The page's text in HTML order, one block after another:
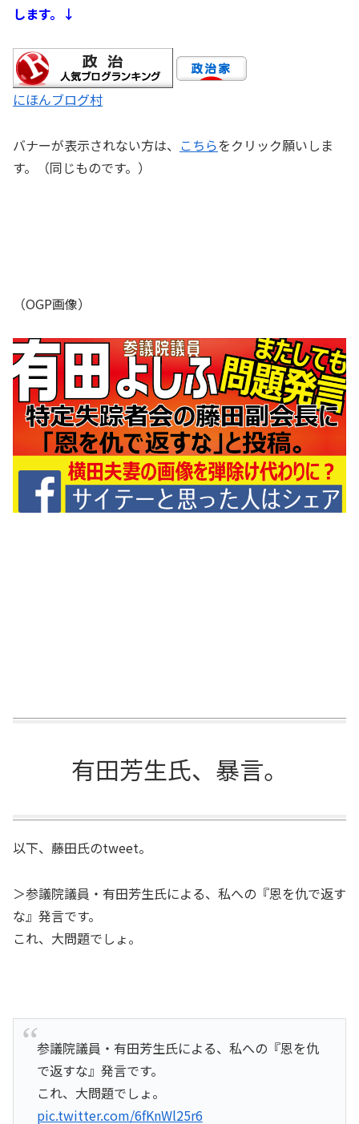
します。↓
にほんブログ村
バナーが表示されない方は、 こちらをクリック願いしま
す。（同じものです。）
（OGP画像）
有田芳生氏、暴言。
以下、藤田氏のtweet。
＞参議院議員・有田芳生氏による、私への『恩を仇で返す
な』発言です。
これ、大問題でしょ。
参議院議員・有田芳生氏による、私への『恩を仇
で返すな』発言です。
これ、大問題でしょ。
pic.twitter.com/6fKnWl25r6